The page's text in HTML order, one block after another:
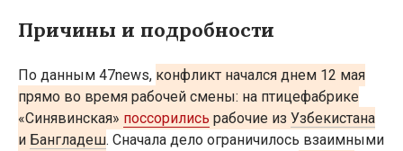
Причины и подробности
По данным 47news, конфликт начался днем 12 мая
прямо во время рабочей смены: на птицефабрике
«Синявинская» поссорились рабочие из Узбекистана
и Бангладеш. Сначала дело ограничилось взаимными